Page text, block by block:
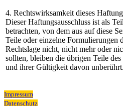
4. Rechtswirksamkeit dieses
Dieser Haftungsausschluss ist als
betrachten, von dem aus auf diese
Teile oder einzelne Formulierungen
Rechtslage nicht, nicht mehr oder
sollten, bleiben die übrigen Teile
und ihrer Gültigkeit davon unberührt.
Impressum
Datenschutz